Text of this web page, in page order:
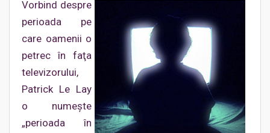
Vorbind despre
perioada pe
care oamenii o
petrec în faţa
televizorului,
Patrick Le Lay
o numeşte
„perioada în